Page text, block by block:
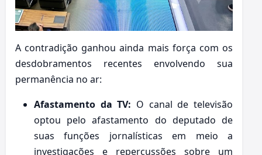
A contradição ganhou ainda mais força com os
desdobramentos recentes envolvendo sua
permanência no ar:
Afastamento da TV: O canal de televisão
optou pelo afastamento do deputado de
suas funções jornalísticas em meio a
investigações e repercussões sobre um